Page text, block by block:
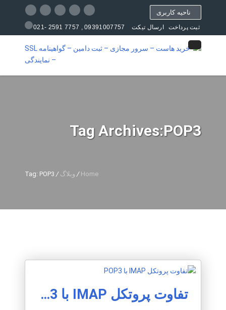
ناحیه کاربری
09391007757 , 7757 2591 -021 ثبت پرداخت
ارسال تیکت
مرکز آموزش
Tag Archives:POP3
Home
/ وبلاگ /
Tag: POP3
تفاوت پروتکل IMAP با POP3